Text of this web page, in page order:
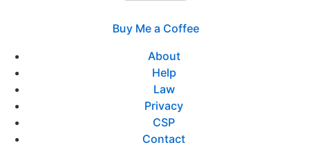
Buy Me a Coffee
About
Help
Law
Privacy
CSP
Contact